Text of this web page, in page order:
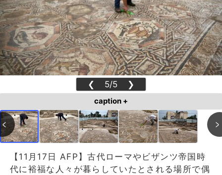
❮ 5/5 ❯
caption +
【11月17日 AFP】古代ローマやビザンツ帝国時
代に裕福な人々が暮らしていたとされる場所で偶